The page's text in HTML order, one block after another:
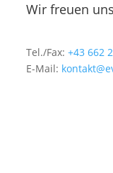
Wir freuen
Tel./Fax: +43 662
E-Mail: